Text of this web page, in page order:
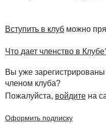
Вступить в клуб можно
Что дает членство в
Вы уже
членом клуба?
Пожалуйста, войдите на
Оформить подписку